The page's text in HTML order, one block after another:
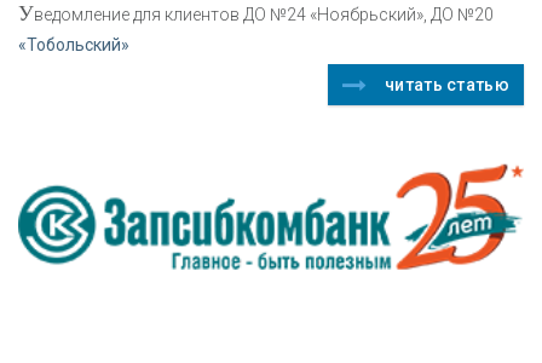
Уведомление для клиентов ДО №24 «Ноябрьский», ДО №20
«Тобольский»
читать статью